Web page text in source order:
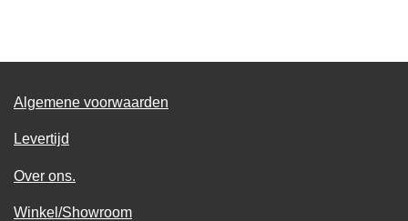
Algemene voorwaarden
Levertijd
Over ons.
Winkel/Showroom